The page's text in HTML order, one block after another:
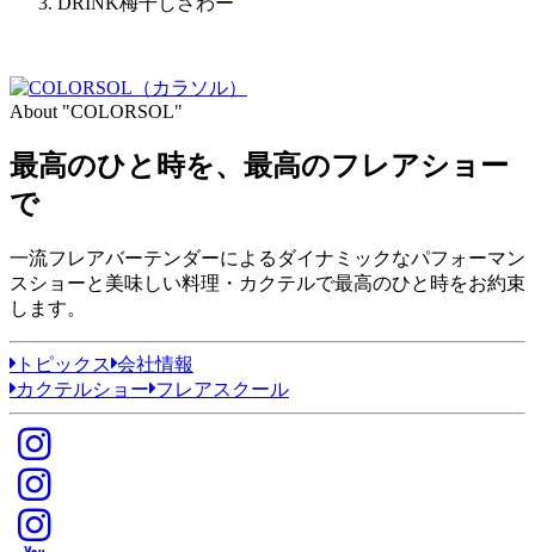
About "COLORSOL"
最高のひと時を、 最高のフレアショー
で
一流フレアバーテンダーによるダイナミックなパフォーマン
スショーと美味しい料理・カクテルで最高のひと時をお約束
します。
トピックス 会社情報
カクテルショー フレアスクール